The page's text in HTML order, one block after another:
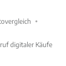
digitaler Käufe